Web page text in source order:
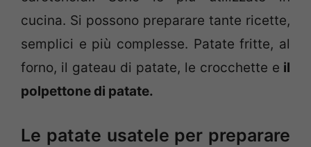
cucina. Si possono preparare tante ricette,
semplici e più complesse. Patate fritte, al
forno, il gateau di patate, le crocchette e il
polpettone di patate.
Le patate usatele per preparare